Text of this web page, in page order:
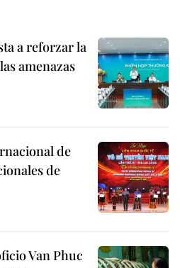
a reforzar la
amenazas
de
de
Van Phuc